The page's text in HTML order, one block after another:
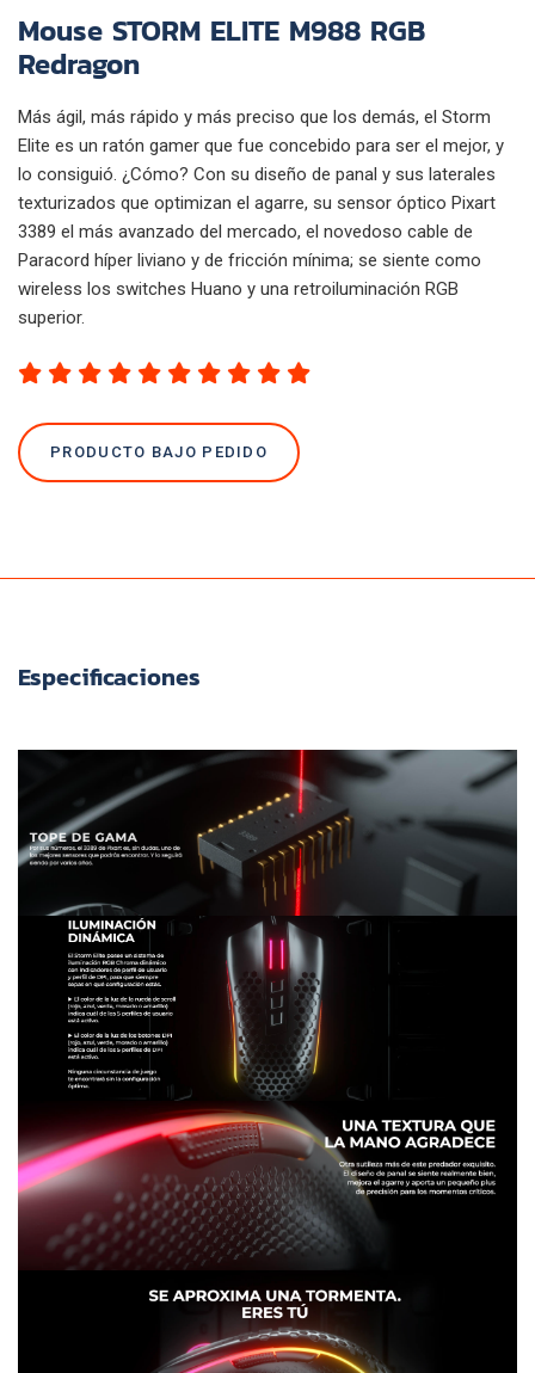
Mouse STORM ELITE M988 RGB
Redragon
Más ágil, más rápido y más preciso que los demás, el Storm
Elite es un ratón gamer que fue concebido para ser el mejor, y
lo consiguió. ¿Cómo? Con su diseño de panal y sus laterales
texturizados que optimizan el agarre, su sensor óptico Pixart
3389 el más avanzado del mercado, el novedoso cable de
Paracord híper liviano y de fricción mínima; se siente como
wireless los switches Huano y una retroiluminación RGB
superior.
PRODUCTO BAJO PEDIDO
Especificaciones